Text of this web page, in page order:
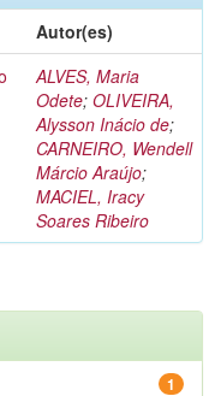
Autor(es)
ALVES, Maria
Odete; OLIVEIRA,
Alysson Inácio de;
CARNEIRO, Wendell
Márcio Araújo;
MACIEL, Iracy
Soares Ribeiro
1